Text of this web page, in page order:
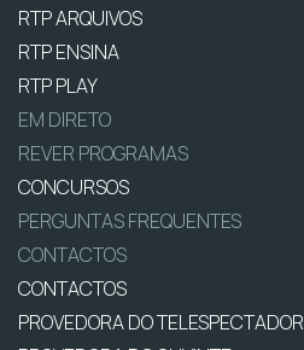
RTP ARQUIVOS
RTP ENSINA
RTP PLAY
EM DIRETO
REVER PROGRAMAS
CONCURSOS
PERGUNTAS FREQUENTES
CONTACTOS
CONTACTOS
PROVEDORA DO TELESPECTADOR